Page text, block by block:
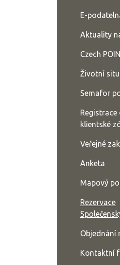
E-
Aktuality
Czech
Životní
Semafor
Registrace
klientské
Veřejné
Anketa
Mapový
Rezervace
Objednání
Kontaktní